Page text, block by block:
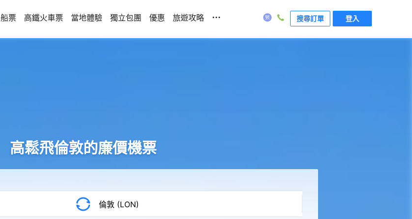
船票 高鐵火車票 當地體驗 獨立包團 優惠 旅遊攻略 ... 搜尋訂單 登入
高鬆飛倫敦的廉價機票